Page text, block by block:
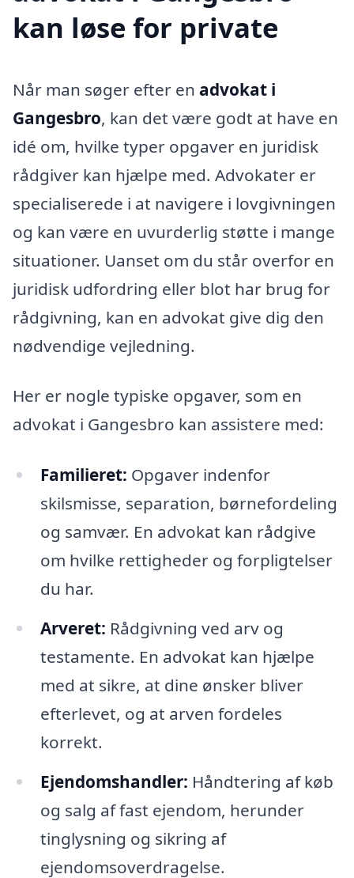
kan løse for private
Når man søger efter en advokat i
Gangesbro, kan det være godt at have en
idé om, hvilke typer opgaver en juridisk
rådgiver kan hjælpe med. Advokater er
specialiserede i at navigere i lovgivningen
og kan være en uvurderlig støtte i mange
situationer. Uanset om du står overfor en
juridisk udfordring eller blot har brug for
rådgivning, kan en advokat give dig den
nødvendige vejledning.
Her er nogle typiske opgaver, som en
advokat i Gangesbro kan assistere med:
Familieret: Opgaver indenfor
skilsmisse, separation, børnefordeling
og samvær. En advokat kan rådgive
om hvilke rettigheder og forpligtelser
du har.
Arveret: Rådgivning ved arv og
testamente. En advokat kan hjælpe
med at sikre, at dine ønsker bliver
efterlevet, og at arven fordeles
korrekt.
Ejendomshandler: Håndtering af køb
og salg af fast ejendom, herunder
tinglysning og sikring af
ejendomsoverdragelse.